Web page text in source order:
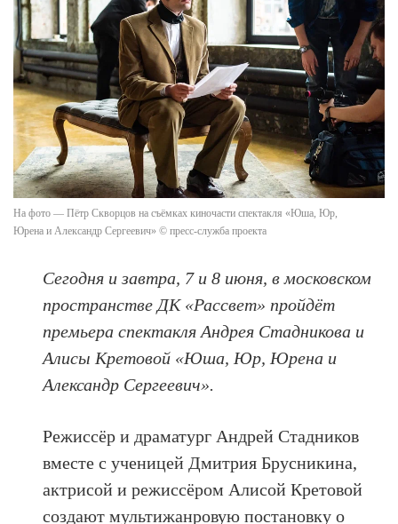
На фото — Пётр Скворцов на съёмках киночасти спектакля «Юша, Юр,
Юрена и Александр Сергеевич» © пресс-служба проекта
Сегодня и завтра, 7 и 8 июня, в московском
пространстве ДК «Рассвет» пройдёт
премьера спектакля Андрея Стадникова и
Алисы Кретовой «Юша, Юр, Юрена и
Александр Сергеевич».
Режиссёр и драматург Андрей Стадников
вместе с ученицей Дмитрия Брусникина,
актрисой и режиссёром Алисой Кретовой
создают мультижанровую постановку о